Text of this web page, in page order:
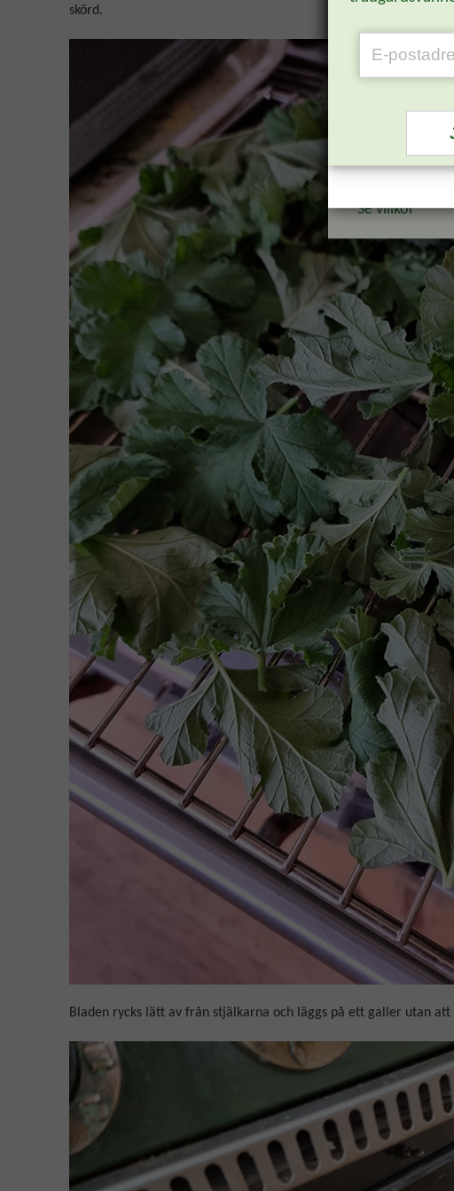
skörd.
Bladen rycks lätt av från stjälkarna och läggs på ett galler utan
direkt till
BLI
bekräftelse på
Redan
veckans
*Se villkor